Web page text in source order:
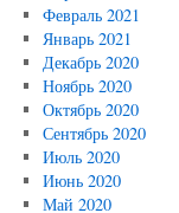
Февраль 2021
Январь 2021
Декабрь 2020
Ноябрь 2020
Октябрь 2020
Сентябрь 2020
Июль 2020
Июнь 2020
Май 2020